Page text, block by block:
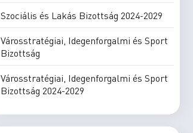
Szociális és Lakás Bizottság 2024-2029
Városstratégiai, Idegenforgalmi és Sport
Bizottság
Városstratégiai, Idegenforgalmi és Sport
Bizottság 2024-2029